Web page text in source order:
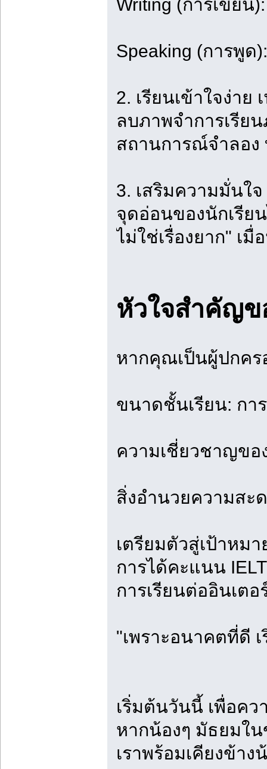
Writing (การเขียน
Speaking (การพู
2. เรียนเข้าใจง่าย
ลบภาพจำการเรีย
สถานการณ์จำลอง
3. เสริมความมั่นใ
จุดอ่อนของนักเรีย
ไม่ใช่เรื่องยาก" เ
หัวใจสำคัญข
หากคุณเป็นผู้ปกคร
ขนาดชั้นเรียน: กา
ความเชี่ยวชาญขอ
สิ่งอำนวยความสะ
เตรียมตัวสู่เป้าหม
การได้คะแนน
การเรียนต่ออินเต
"เพราะอนาคตที่ดี
เริ่มต้นวันนี้ เพื่อคว
หากน้องๆ มัธยมใน
เราพร้อมเคียงข้า